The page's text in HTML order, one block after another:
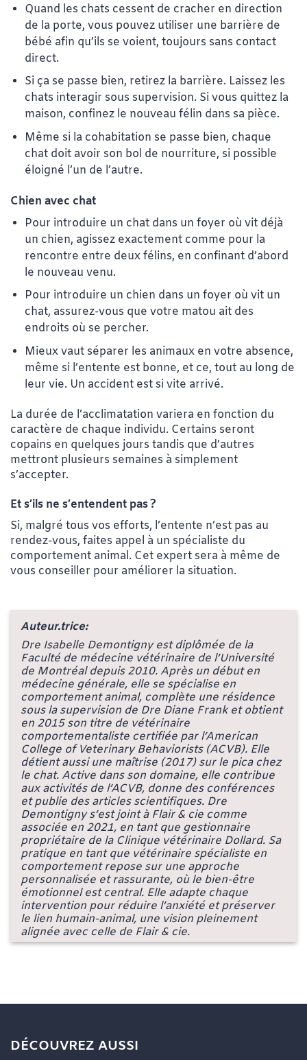
Quand les chats cessent de cracher en direction
de la porte, vous pouvez utiliser une barrière de
bébé afin qu’ils se voient, toujours sans contact
direct.
Si ça se passe bien, retirez la barrière. Laissez les
chats interagir sous supervision. Si vous quittez la
maison, confinez le nouveau félin dans sa pièce.
Même si la cohabitation se passe bien, chaque
chat doit avoir son bol de nourriture, si possible
éloigné l’un de l’autre.
Chien avec chat
Pour introduire un chat dans un foyer où vit déjà
un chien, agissez exactement comme pour la
rencontre entre deux félins, en confinant d’abord
le nouveau venu.
Pour introduire un chien dans un foyer où vit un
chat, assurez-vous que votre matou ait des
endroits où se percher.
Mieux vaut séparer les animaux en votre absence,
même si l’entente est bonne, et ce, tout au long de
leur vie. Un accident est si vite arrivé.
La durée de l’acclimatation variera en fonction du
caractère de chaque individu. Certains seront
copains en quelques jours tandis que d’autres
mettront plusieurs semaines à simplement
s’accepter.
Et s’ils ne s’entendent pas ?
Si, malgré tous vos efforts, l’entente n’est pas au
rendez-vous, faites appel à un spécialiste du
comportement animal. Cet expert sera à même de
vous conseiller pour améliorer la situation.
Auteur.trice:
Dre Isabelle Demontigny est diplômée de la
Faculté de médecine vétérinaire de l’Université
de Montréal depuis 2010. Après un début en
médecine générale, elle se spécialise en
comportement animal, complète une résidence
sous la supervision de Dre Diane Frank et obtient
en 2015 son titre de vétérinaire
comportementaliste certifiée par l’American
College of Veterinary Behaviorists (ACVB). Elle
détient aussi une maîtrise (2017) sur le pica chez
le chat. Active dans son domaine, elle contribue
aux activités de l’ACVB, donne des conférences
et publie des articles scientifiques. Dre
Demontigny s’est joint à Flair & cie comme
associée en 2021, en tant que gestionnaire
propriétaire de la Clinique vétérinaire Dollard. Sa
pratique en tant que vétérinaire spécialiste en
comportement repose sur une approche
personnalisée et rassurante, où le bien-être
émotionnel est central. Elle adapte chaque
intervention pour réduire l’anxiété et préserver
le lien humain-animal, une vision pleinement
alignée avec celle de Flair & cie.
DÉCOUVREZ AUSSI